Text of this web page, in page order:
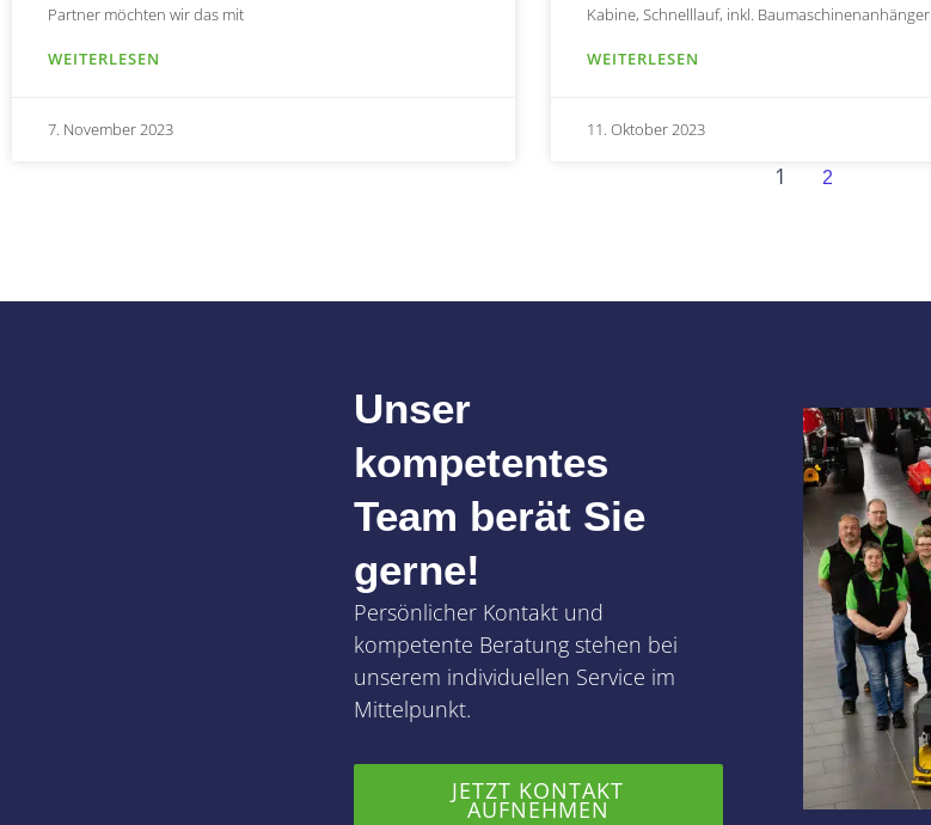
Partner möchten wir das mit
WEITERLESEN
7. November 2023
Kabine, Schnelllauf, inkl. Baumaschinenanhänger
WEITERLESEN
11. Oktober 2023
1 2
Unser
kompetentes
Team berät Sie
gerne!
Persönlicher Kontakt und
kompetente Beratung stehen bei
unserem individuellen Service im
Mittelpunkt.
JETZT KONTAKT
AUFNEHMEN